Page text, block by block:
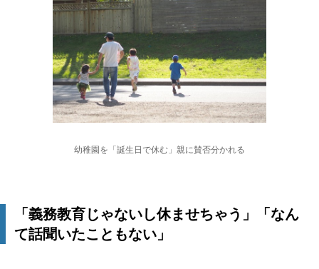
幼稚園を「誕生日で休む」親に賛否分かれる
「義務教育じゃないし休ませちゃう」「なん
て話聞いたこともない」